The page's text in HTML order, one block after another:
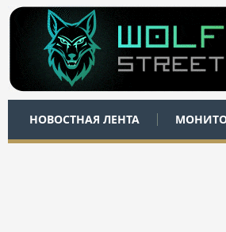
НОВОСТНАЯ ЛЕНТА